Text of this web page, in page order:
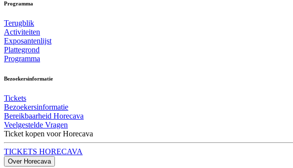
Programma
Terugblik
Activiteiten
Exposantenlijst
Plattegrond
Programma
Bezoekersinformatie
Tickets
Bezoekersinformatie
Bereikbaarheid Horecava
Veelgestelde Vragen
Ticket kopen voor Horecava
TICKETS HORECAVA
Over Horecava